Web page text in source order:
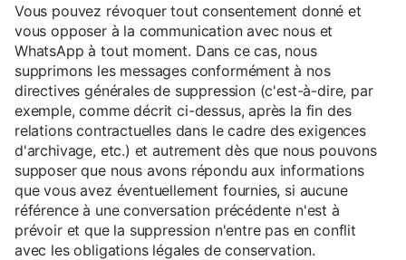
Vous pouvez révoquer tout consentement donné et
vous opposer à la communication avec nous et
WhatsApp à tout moment. Dans ce cas, nous
supprimons les messages conformément à nos
directives générales de suppression (c'est-à-dire, par
exemple, comme décrit ci-dessus, après la fin des
relations contractuelles dans le cadre des exigences
d'archivage, etc.) et autrement dès que nous pouvons
supposer que nous avons répondu aux informations
que vous avez éventuellement fournies, si aucune
référence à une conversation précédente n'est à
prévoir et que la suppression n'entre pas en conflit
avec les obligations légales de conservation.